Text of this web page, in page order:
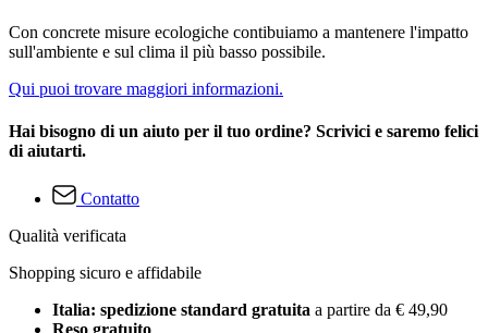
Con concrete misure ecologiche contibuiamo a mantenere l'impatto
sull'ambiente e sul clima il più basso possibile.
Qui puoi trovare maggiori informazioni.
Hai bisogno di un aiuto per il tuo ordine? Scrivici e saremo felici
di aiutarti.
Contatto
Qualità verificata
Shopping sicuro e affidabile
Italia: spedizione standard gratuita a partire da € 49,90
Reso gratuito